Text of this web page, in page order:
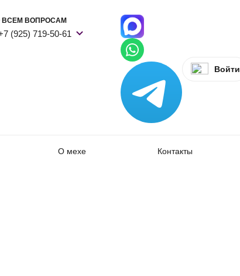
ВСЕМ ВОПРОСАМ
(925) 719-50-61
Войти
О мехе Контакты